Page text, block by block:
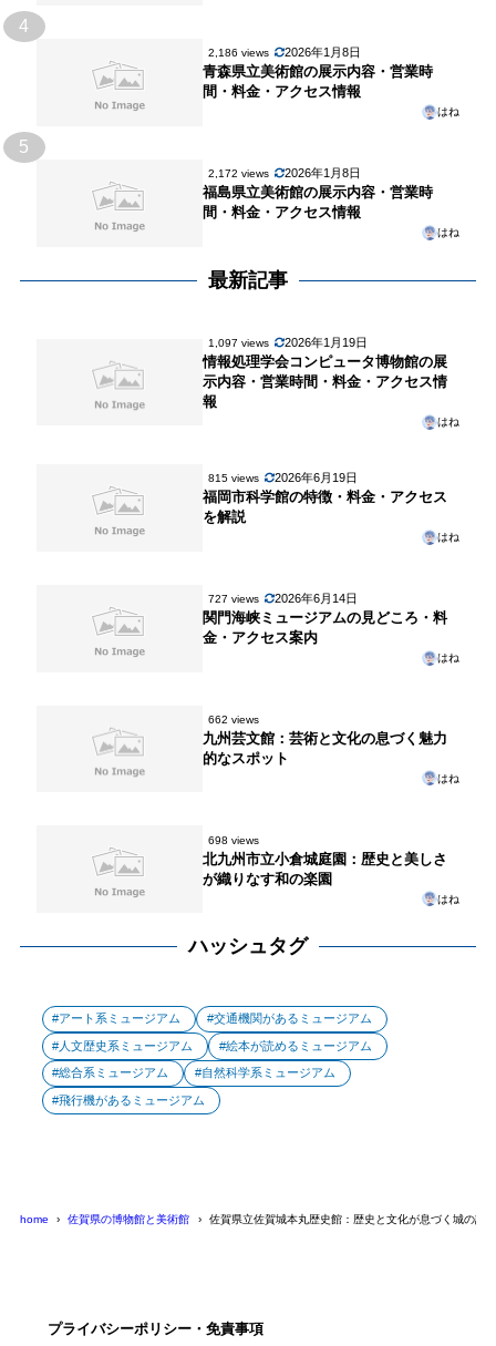
4
2,186 views 2026年1月8日
青森県立美術館の展示内容・営業時
間・料金・アクセス情報
はね
5
2,172 views 2026年1月8日
福島県立美術館の展示内容・営業時
間・料金・アクセス情報
はね
最新記事
1,097 views 2026年1月19日
情報処理学会コンピュータ博物館の展
示内容・営業時間・料金・アクセス情
報
はね
815 views 2026年6月19日
福岡市科学館の特徴・料金・アクセス
を解説
はね
727 views 2026年6月14日
関門海峡ミュージアムの見どころ・料
金・アクセス案内
はね
662 views
九州芸文館：芸術と文化の息づく魅力
的なスポット
はね
698 views
北九州市立小倉城庭園：歴史と美しさ
が織りなす和の楽園
はね
ハッシュタグ
アート系ミュージアム 交通機関があるミュージアム
人文歴史系ミュージアム 絵本が読めるミュージアム
総合系ミュージアム 自然科学系ミュージアム
飛行機があるミュージアム
home 佐賀県の博物館と美術館 佐賀県立佐賀城本丸歴史館：歴史と文化が息づく城の記憶
プライバシーポリシー・免責事項